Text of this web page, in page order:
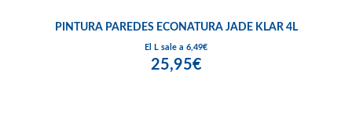
PINTURA PAREDES ECONATURA JADE KLAR 4L
El L sale a 6,49€
25,95€